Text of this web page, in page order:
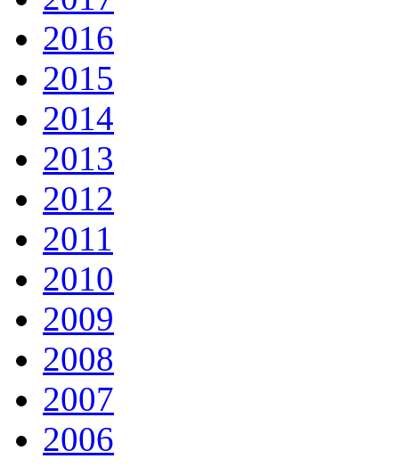
2016
2015
2014
2013
2012
2011
2010
2009
2008
2007
2006